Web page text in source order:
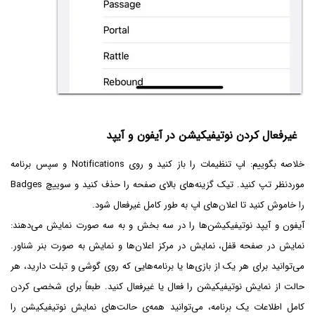
غیرفعال کردن نوتیفیکیشن در آیفون و آیپد
خلاصه بگوییم: اپ تنظیمات را باز کنید و روی Notifications و سپس برنامه
موردنظر تپ کنید. تیک گزینه‌های بالای صفحه را حذف کنید و سوییچ Badges
را خاموش کنید تا اعلان‌های اپ به طور کامل غیرفعال شود.
آیفون و آیپد نوتیفیکیشن‌ها را در سه بخش و به سه صورت نمایش می‌دهند:
نمایش در صفحه قفل، نمایش در مرکز اعلان‌ها و نمایش به صورت بنر شناور.
می‌توانید برای هر یک از بازی‌ها یا برنامه‌هایی که روی گوشی و تبلت دارید، هر
حالت از نمایش نوتیفیکیشن را فعال یا غیرفعال کنید. طبعاً برای شخصی کردن
کامل اطلاعات یک برنامه، می‌توانید همه‌ی حالت‌های نمایش نوتیفیکیشن را